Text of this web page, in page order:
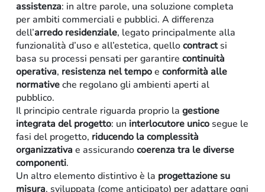
Residenziale
assistenza: in altre parole, una soluzione completa
per ambiti commerciali e pubblici. A differenza
dell’arredo residenziale, legato principalmente alla
funzionalità d’uso e all’estetica, quellocontractsi
basa su processi pensati per garantire continuità
operativa, resistenza nel tempoe conformità alle
normativeche regolano gli ambienti aperti al
pubblico.
Il principio centrale riguarda proprio la gestione
integrata del progetto: un interlocutore unicosegue le
fasi del progetto, riducendo la complessità
organizzativa e assicurandocoerenza tra le diverse
componenti.
Un altro elemento distintivo è la progettazione su
misura, sviluppata (come anticipato) per adattare ogni